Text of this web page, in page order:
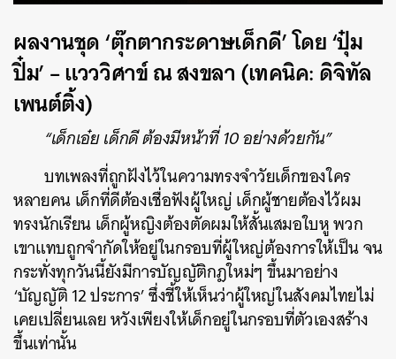
ผลงานชุด ‘ตุ๊กตากระดาษเด็กดี’ โดย ‘ปุ๋ม
ปิ๋ม’ – แวววิศาข์ ณ สงขลา (เทคนิค: ดิจิทัล
เพนต์ติ้ง)
“เด็กเอ๋ย เด็กดี ต้องมีหน้าที่ 10 อย่างด้วยกัน”
บทเพลงที่ถูกฝังไว้ในความทรงจำวัยเด็กของใคร
หลายคน เด็กที่ดีต้องเชื่อฟังผู้ใหญ่ เด็กผู้ชายต้องไว้ผม
ทรงนักเรียน เด็กผู้หญิงต้องตัดผมให้สั้นเสมอใบหู พวก
เขาแทบถูกจำกัดให้อยู่ในกรอบที่ผู้ใหญ่ต้องการให้เป็น จน
กระทั่งทุกวันนี้ยังมีการบัญญัติกฎใหม่ๆ ขึ้นมาอย่าง
‘บัญญัติ 12 ประการ’ ซึ่งชี้ให้เห็นว่าผู้ใหญ่ในสังคมไทยไม่
เคยเปลี่ยนเลย หวังเพียงให้เด็กอยู่ในกรอบที่ตัวเองสร้าง
ขึ้นเท่านั้น